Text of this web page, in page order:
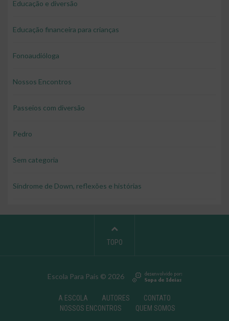
Educação e diversão
Educação financeira para crianças
Fonoaudióloga
Nossos Encontros
Passeios com diversão
Pedro
Sem categoria
Síndrome de Down, reflexões e histórias
Escola Para Pais © 2026
A ESCOLA AUTORES
CONTATO
NOSSOS ENCONTROS
QUEM SOMOS
TOPO